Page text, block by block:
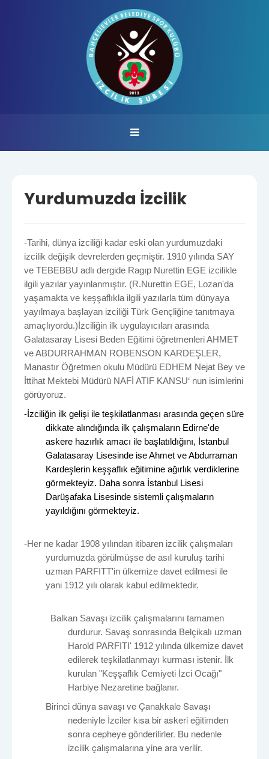
Yurdumuzda İzcilik
-Tarihi, dünya izciliği kadar eski olan yurdumuzdaki
izcilik değişik devrelerden geçmiştir. 1910 yılında SAY
ve TEBEBBU adlı dergide Ragıp Nurettin EGE izcilikle
ilgili yazılar yayınlanmıştır. (R.Nurettin EGE, Lozan'da
yaşamakta ve keşşaflıkla ilgili yazılarla tüm dünyaya
yayılmaya başlayan izciliği Türk Gençliğine tanıtmaya
amaçlıyordu.)İzciliğin ilk uygulayıcıları arasında
Galatasaray Lisesi Beden Eğitimi öğretmenleri AHMET
ve ABDURRAHMAN ROBENSON KARDEŞLER,
Manastır Öğretmen okulu Müdürü EDHEM Nejat Bey ve
İttihat Mektebi Müdürü NAFİ ATIF KANSU‘ nun isimlerini
görüyoruz.
-İzciliğin ilk gelişi ile teşkilatlanması arasında geçen süre
dikkate alındığında ilk çalışmaların Edirne'de
askere hazırlık amacı ile başlatıldığını, İstanbul
Galatasaray Lisesinde ise Ahmet veAbdurraman
Kardeşlerin keşşaflık eğitimine ağırlık verdiklerine
görmekteyiz. Daha sonra İstanbul Lisesi
Darüşafaka Lisesinde sistemli çalışmaların
yayıldığını görmekteyiz.
-Her ne kadar 1908 yılından itibaren izcilik çalışmaları
yurdumuzda görülmüşse de asıl kuruluş tarihi
uzman PARFITT'in ülkemize davet edilmesi ile
yani 1912 yılı olarak kabul edilmektedir.
Balkan Savaşı izcilik çalışmalarını tamamen
durdurur. Savaş sonrasında Belçikalı uzman
HaroldPARFITI' 1912 yılında ülkemize davet
edilerek teşkilatlanmayı kurması istenir. İlk
kurulan "Keşşaflık Cemiyeti İzci Ocağı"
Harbiye Nezaretine bağlanır.
Birinci dünya savaşı ve Çanakkale Savaşı
nedeniyle İzciler kısa bir askeri eğitimden
sonra cepheye gönderilirler. Bu nedenle
izcilik çalışmalarına yine ara verilir.